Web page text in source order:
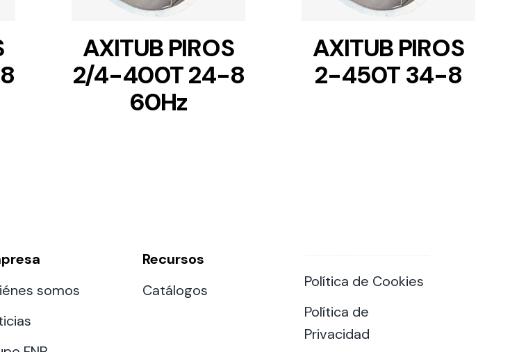
AXITUB PIROS
2/4-400T 24-8
60Hz
AXITUB PIROS
2-450T 34-8
somos
Recursos
Catálogos
Política de Cookies
Política de
Privacidad